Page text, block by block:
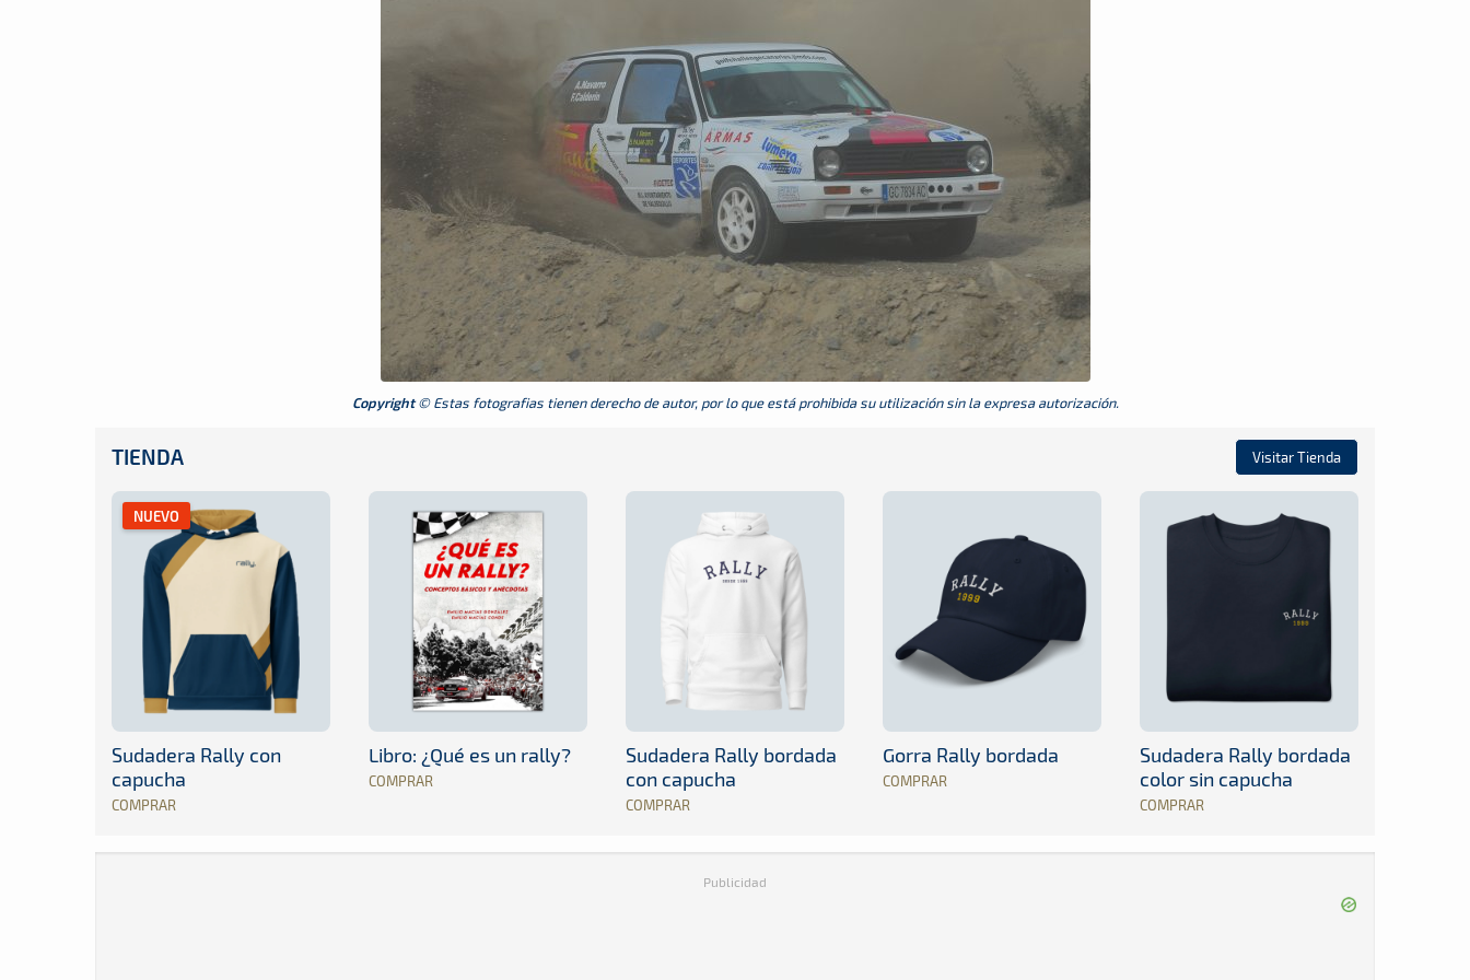
Copyright© Estas fotografias tienen derecho de autor, por lo que está prohibida su utilización sin la expresa autorización.
TIENDA Visitar Tienda
NUEVO
Sudadera Rally con
capucha
COMPRAR
Libro: ¿Qué es un rally?
COMPRAR
Sudadera Rally bordada
con capucha
COMPRAR
Gorra Rally bordada
COMPRAR
Sudadera Rally bordada
color sin capucha
COMPRAR
Publicidad